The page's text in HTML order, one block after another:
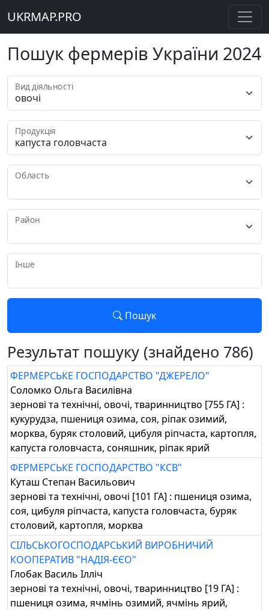
UKRMAP.PRO
Пошук фермерів України 2024
Вид діяльності
Продукція
Область
Район
Інше
Пошук
Результат пошуку (знайдено 786)
ФЕРМЕРСЬКЕ ГОСПОДАРСТВО "ДЖЕРЕЛО"
Соломко Ольга Василівна
зернові та технічні, овочі, тваринництво [755 ГА] :
кукурудза, пшениця озима, соя, ріпак озимий,
морква, буряк столовий, цибуля ріпчаста, картопля,
капуста головчаста, соняшник, ріпак ярий
ФЕРМЕРСЬКЕ ГОСПОДАРСТВО "КСВ"
Куташ Степан Васильович
зернові та технічні, овочі [101 ГА] : пшениця озима,
соя, цибуля ріпчаста, капуста головчаста, буряк
столовий, картопля, морква
СІЛЬСЬКОГОСПОДАРСЬКИЙ ВИРОБНИЧИЙ
КООПЕРАТИВ "НАДІЯ-ЄЄО"
Глобак Василь Ілліч
зернові та технічні, овочі, тваринництво [19 ГА] :
пшениця озима, ячмінь озимий, ячмінь ярий,